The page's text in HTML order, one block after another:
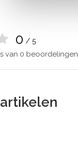
0 / 5
van 0 beoordelingen